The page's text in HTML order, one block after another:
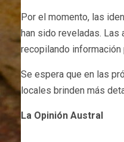
Por el momento, las
han sido reveladas. Las
recopilando
Se espera que en las
locales brinden más
La Opinión Austral